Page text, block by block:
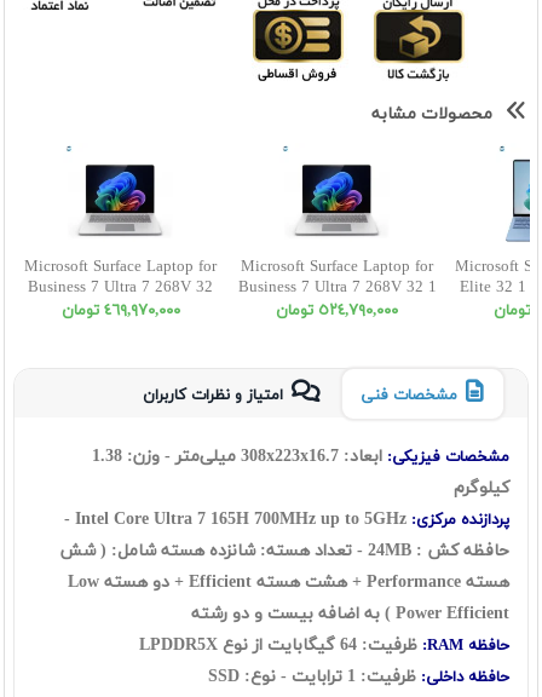
محصولات مشابه
Microsoft Surface Laptop for
Business 7 Ultra 7 268V 32
512 INT 13.8 Inch
٤٦٩,٩٧٠,٠٠٠ تومان
Microsoft Surface Laptop for
Business 7 Ultra 7 268V 32 1
INT 15 Inch
٥٢٤,٧٩٠,٠٠٠ تومان
Microsoft
Elite 32 1
مشخصات فنی امتیاز و نظرات کاربران
مشخصات فیزیکی:
ابعاد: 308x223x16.7 میلی‌متر - وزن: 1.38
کیلوگرم
پردازنده مرکزی:
Intel Core Ultra 7 165H 700MHz up to 5GHz -
حافظه کش : 24MB - تعداد هسته: شانزده هسته شامل: ( شش
هسته Performance + هشت هسته Efficient + دو هسته Low
Power Efficient ) به اضافه بیست و دو رشته
حافظه RAM: ظرفیت: 64 گيگابايت از نوع LPDDR5X
حافظه داخلی: ظرفیت: 1 ترابایت - نوع: SSD